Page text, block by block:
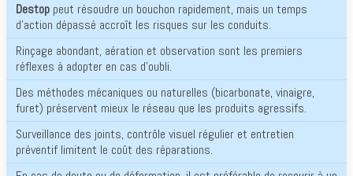
Destop peut résoudre un bouchon rapidement, mais un temps
d’action dépassé accroît les risques sur les conduits.
Rinçage abondant, aération et observation sont les premiers
réflexes à adopter en cas d’oubli.
Des méthodes mécaniques ou naturelles (bicarbonate, vinaigre,
furet) préservent mieux le réseau que les produits agressifs.
Surveillance des joints, contrôle visuel régulier et entretien
préventif limitent le coût des réparations.